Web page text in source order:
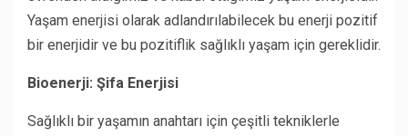
Yaşam enerjisi olarak adlandırılabilecek bu enerji pozitif
bir enerjidir ve bu pozitiflik sağlıklı yaşam için gereklidir.
Bioenerji: Şifa Enerjisi
Sağlıklı bir yaşamın anahtarı için çeşitli tekniklerle